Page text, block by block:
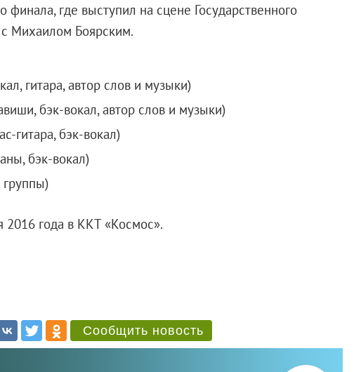
где выступил на сцене Государственного
Михаилом Боярским.
гитара, автор слов и музыки)
бэк-вокал, автор слов и музыки)
гитара, бэк-вокал)
бэк-вокал)
2016 года в ККТ «Космос».
Сообщить новость